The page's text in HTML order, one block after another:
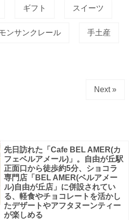
ギフト スイーツ
ンサンクレール 手土産
Next »
先日訪れた「Cafe BEL AMER(カ
フェベルアメール)」。自由が丘駅
正面口から徒歩約5分、ショコラ
専門店「BEL AMER(ベルアメー
ル)自由が丘店」に併設されてい
る、軽食やチョコレートを活かし
たデザートやアフタヌーンティー
が楽しめる